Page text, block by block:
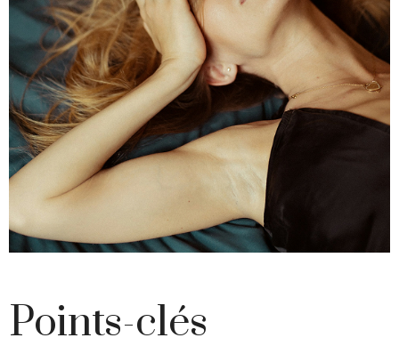
Points-clés